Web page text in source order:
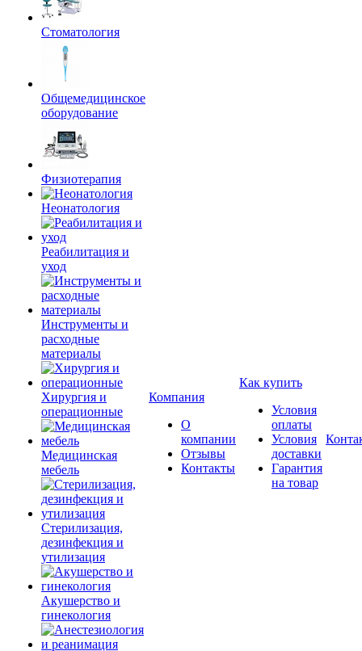
Стоматология
Общемедицинское
оборудование
Физиотерапия
Неонатология
Реабилитация и
уход
Инструменты и
расходные
материалы
Хирургия и
операционные
Медицинская
мебель
Стерилизация,
дезинфекция и
утилизация
Акушерство и
гинекология
Компания
О
компании
Отзывы
Контакты
Как купить
Условия
оплаты
Условия
доставки
Гарантия
на товар